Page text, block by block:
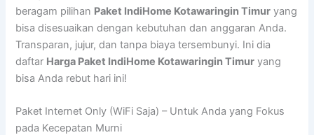
beragam pilihan Paket IndiHome Kotawaringin Timur yang
bisa disesuaikan dengan kebutuhan dan anggaran Anda.
Transparan, jujur, dan tanpa biaya tersembunyi. Ini dia
daftar Harga Paket IndiHome Kotawaringin Timur yang
bisa Anda rebut hari ini!
Paket Internet Only (WiFi Saja) – Untuk Anda yang Fokus
pada Kecepatan Murni